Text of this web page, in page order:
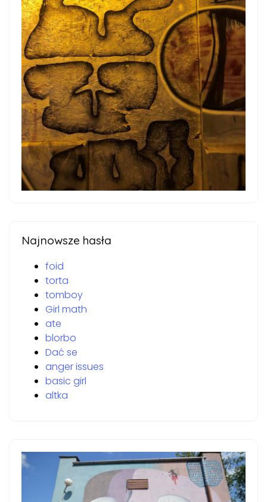
Najnowsze hasła
foid
torta
tomboy
Girl math
ate
blorbo
Dać se
anger issues
basic girl
altka